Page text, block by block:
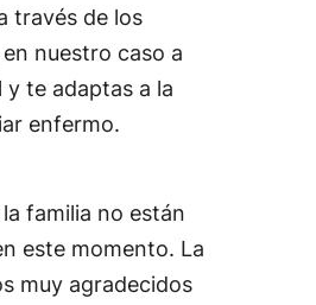
través de los
nuestro caso a
te adaptas a la
enfermo.
familia no están
este momento. La
muy agradecidos